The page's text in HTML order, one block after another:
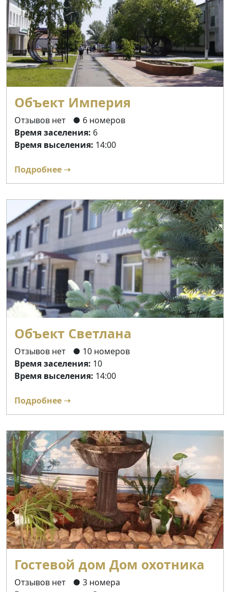
Объект Империя
Отзывов нет
● 6 номеров
Время заселения: 6
Время выселения: 14:00
Подробнее ➝
Объект Светлана
Отзывов нет
● 10 номеров
Время заселения: 10
Время выселения: 14:00
Подробнее ➝
Гостевой дом Дом охотника
Отзывов нет
● 3 номера